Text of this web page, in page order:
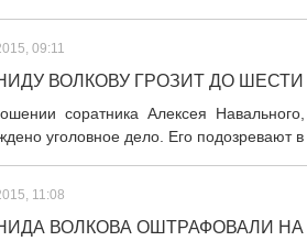
09:11
ВОЛКОВУ ГРОЗИТ ДО
соратника Алексея
уголовное дело. Его подозревают
11:08
ВОЛКОВА ОШТРАФОВАЛИ